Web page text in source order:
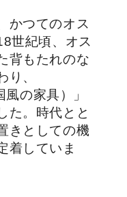
かつてのオス
世紀頃、オス
背もたれのな
り、
の家具）」
た。時代とと
きとしての機
着していま